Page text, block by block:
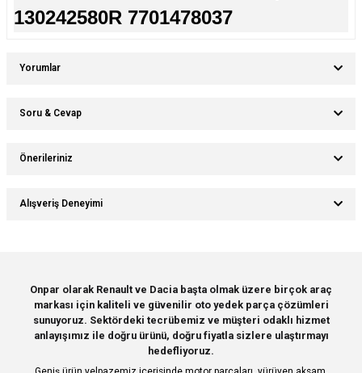
130242580R 7701478037
Yorumlar
Soru & Cevap
Önerileriniz
Bu ürünün fiyat bilgisi, resim, ürün açıklamalarında ve diğer konularda
yetersiz gördüğünüz noktaları öneri formunu kullanarak tarafımıza
Ürün resmi kalitesiz, bozuk veya görüntülenemiyor.
Ürün açıklamasında eksik bilgiler bulunuyor.
Ürün bilgilerinde hatalar bulunuyor.
Ürün fiyatı diğer sitelerden daha pahalı.
Alışveriş Deneyimi
Deneyimini Paylaş
Onpar olarak Renault ve Dacia başta olmak üzere birçok araç
markası için kaliteli ve güvenilir oto yedek parça çözümleri
sunuyoruz. Sektördeki tecrübemiz ve müşteri odaklı hizmet
anlayışımız ile doğru ürünü, doğru fiyatla sizlere ulaştırmayı
hedefliyoruz.